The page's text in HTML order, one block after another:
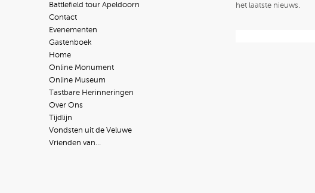
Battlefield tour Apeldoorn
Contact
Evenementen
Gastenboek
Home
Online Monument
Online Museum
Tastbare Herinneringen
Over Ons
Tijdlijn
Vondsten uit de Veluwe
Vrienden van…
het laatste nieuws.